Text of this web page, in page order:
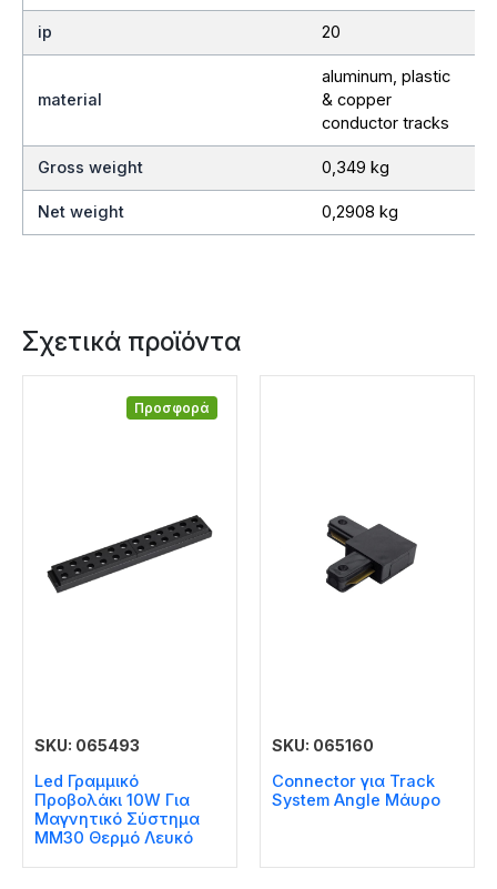
ip 20
material
aluminum, plastic
& copper
conductor tracks
Gross weight 0,349 kg
Net weight 0,2908 kg
Σχετικά προϊόντα
Προσφορά
SKU: 065493
Led Γραμμικό
Προβολάκι 10W Για
Μαγνητικό Σύστημα
MM30 Θερμό Λευκό
SKU: 065160
Connector για Track
System Angle Μάυρο